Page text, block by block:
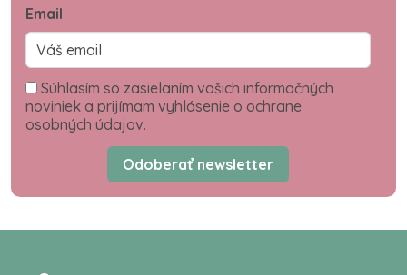
Email
Súhlasím so zasielaním vašich informačných
noviniek a prijímam vyhlásenie o ochrane
osobných údajov.
Odoberať newsletter